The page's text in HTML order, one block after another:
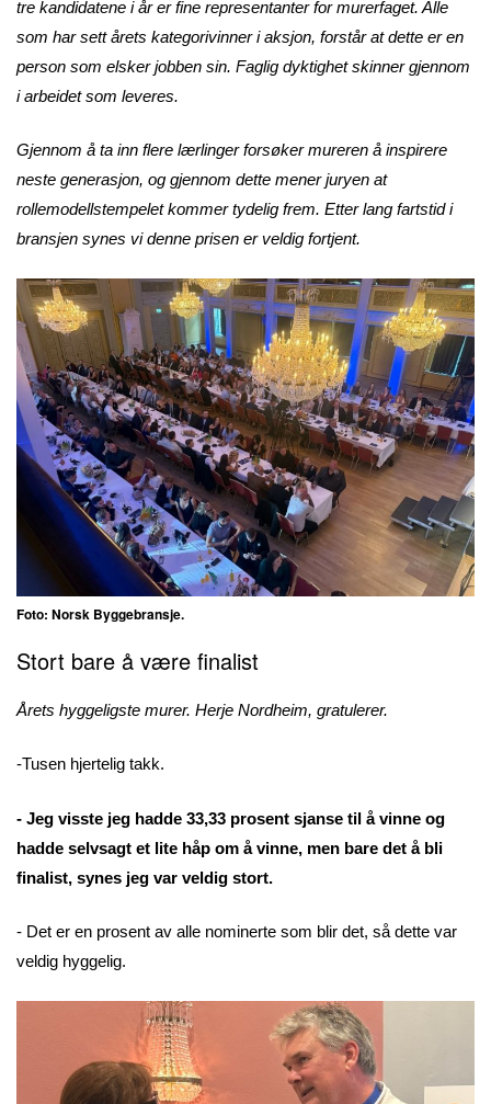
tre kandidatene i år er fine representanter for murerfaget. Alle
som har sett årets kategorivinner i aksjon, forstår at dette er en
person som elsker jobben sin. Faglig dyktighet skinner gjennom
i arbeidet som leveres.
Gjennom å ta inn flere lærlinger forsøker mureren å inspirere
neste generasjon, og gjennom dette mener juryen at
rollemodellstempelet kommer tydelig frem. Etter lang fartstid i
bransjen synes vi denne prisen er veldig fortjent.
Foto: Norsk Byggebransje.
Stort bare å være finalist
Årets hyggeligste murer. Herje Nordheim, gratulerer.
-Tusen hjertelig takk.
- Jeg visste jeg hadde 33,33 prosent sjanse til å vinne og
hadde selvsagt et lite håp om å vinne, men bare det å bli
finalist, synes jeg var veldig stort.
- Det er en prosent av alle nominerte som blir det, så dette var
veldig hyggelig.